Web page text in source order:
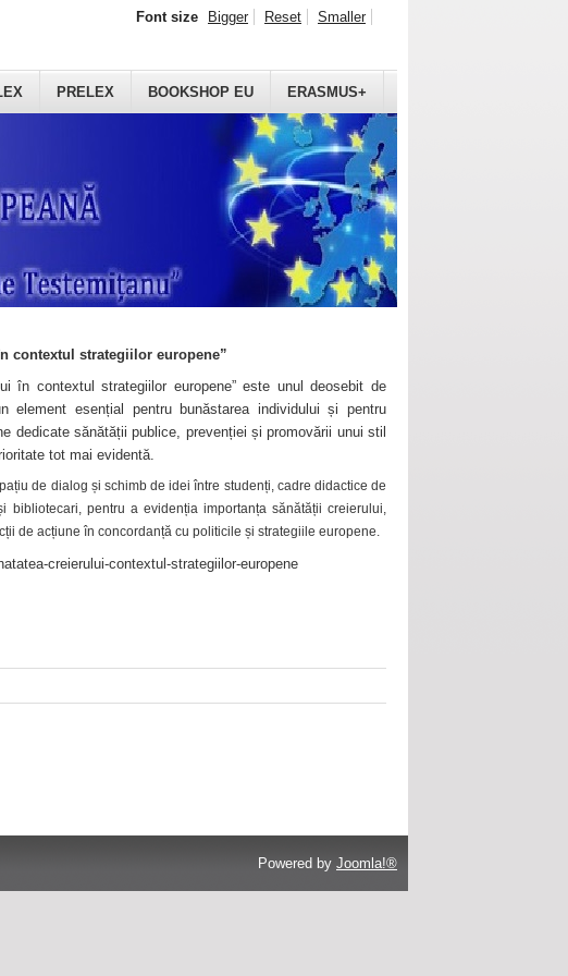
PRELEX BOOKSHOP EU ERASMUS+
Font size Bigger Reset Smaller
contextul strategiilor europene”
în contextul strategiilor europene” este unul deosebit de
element esențial pentru bunăstarea individului și pentru
dedicate sănătății publice, prevenției și promovării unui stil
tot mai evidentă.
de dialog și schimb de idei între studenți, cadre didactice de
bibliotecari, pentru a evidenția importanța sănătății creierului,
de acțiune în concordanță cu politicile și strategiile europene.
creierului-contextul-strategiilor-europene
Powered by Joomla!®